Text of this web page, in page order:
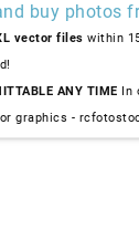
buy photos
vector files within
ANY TIME In
graphics -